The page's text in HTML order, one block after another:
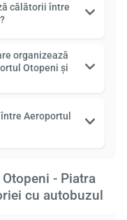
călătorii între
organizează
Otopeni și
Aeroportul
- Piatra
cu autobuzul